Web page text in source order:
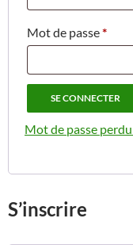
Mot de passe*
SE CONNECTER
Mot de passe perdu
S’inscrire